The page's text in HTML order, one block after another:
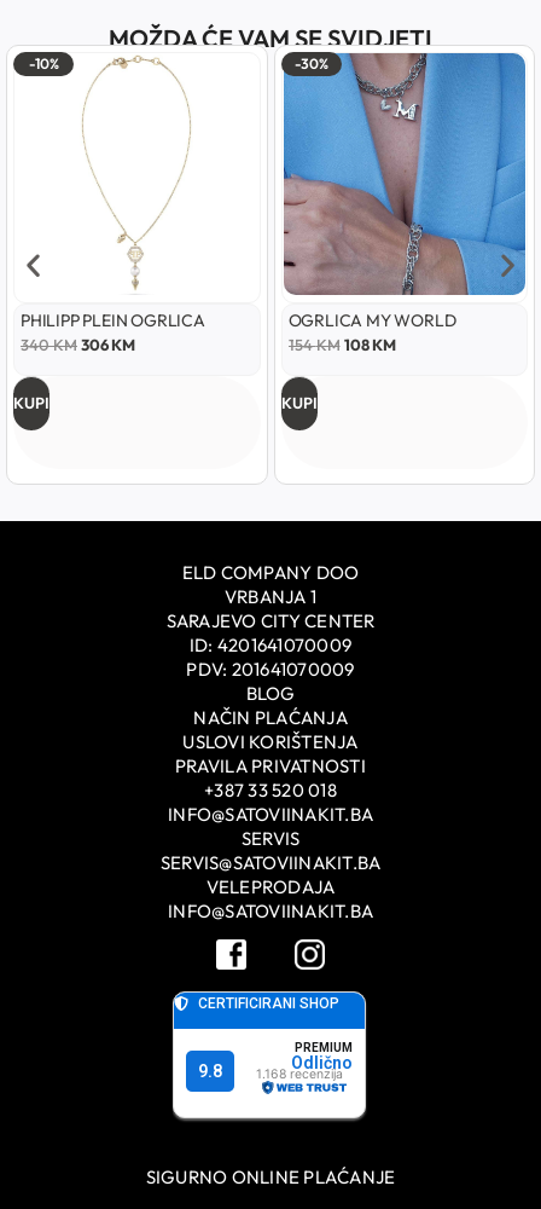
MOŽDA ĆE VAM SE SVIDJETI
-10%
PHILIPP PLEIN OGRLICA
340KM306KM
KUPI
-30%
OGRLICA MY WORLD
154KM 108KM
KUPI
ELD COMPANY DOO
VRBANJA 1
SARAJEVO CITY CENTER
ID: 4201641070009
PDV: 201641070009
BLOG
NAČIN PLAĆANJA
USLOVI KORIŠTENJA
PRAVILA PRIVATNOSTI
+387 33 520 018
INFO@SATOVIINAKIT.BA
SERVIS
SERVIS@SATOVIINAKIT.BA
VELEPRODAJA
INFO@SATOVIINAKIT.BA
SIGURNO ONLINE PLAĆANJE